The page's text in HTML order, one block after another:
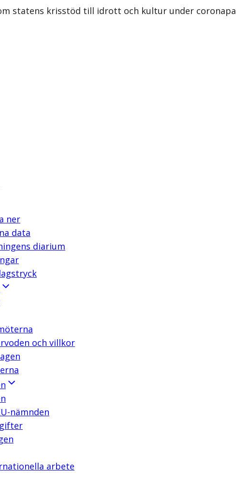
statens krisstöd till idrott och kultur under
ner
data
diarium
och villkor
nämnden
arbete